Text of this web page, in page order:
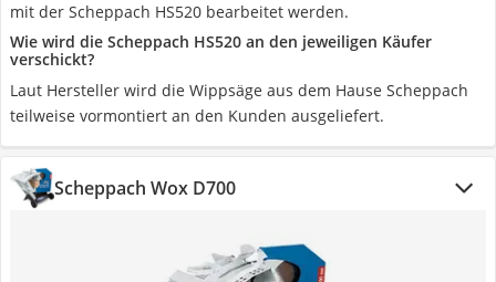
mit der Scheppach HS520 bearbeitet werden.
Wie wird die Scheppach HS520 an den jeweiligen Käufer
verschickt?
Laut Hersteller wird die Wippsäge aus dem Hause Scheppach
teilweise vormontiert an den Kunden ausgeliefert.
Scheppach Wox D700